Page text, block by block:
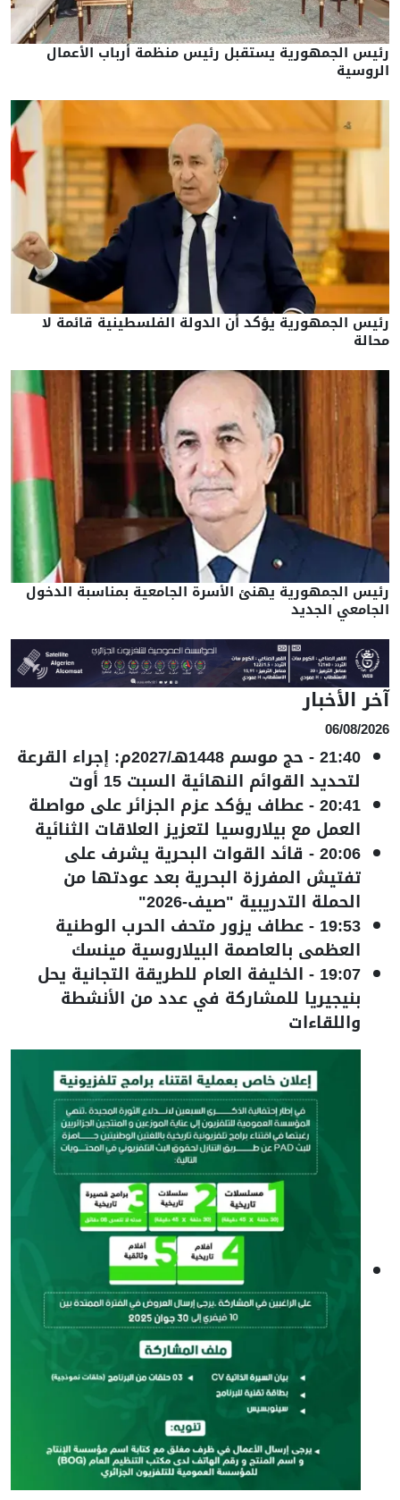
رئيس الجمهورية يستقبل رئيس منظمة أرباب الأعمال
الروسية
رئيس الجمهورية يؤكد أن الدولة الفلسطينية قائمة لا
محالة
رئيس الجمهورية يهنئ الأسرة الجامعية بمناسبة الدخول
الجامعي الجديد
آخر الأخبار
06/08/2026
21:40
- حج موسم 1448هـ/2027م: إجراء القرعة
لتحديد القوائم النهائية السبت 15 أوت
20:41
-عطاف يؤكد عزم الجزائر على مواصلة
العمل مع بيلاروسيا لتعزيز العلاقات الثنائية
20:06
- قائد القوات البحرية يشرف على
تفتيش المفرزة البحرية بعد عودتها من
الحملة التدريبية "صيف-2026"
19:53
-عطاف يزور متحف الحرب الوطنية
العظمى بالعاصمة البيلاروسية مينسك
19:07
- الخليفة العام للطريقة التجانية يحل
بنيجيريا للمشاركة في عدد من الأنشطة
واللقاءات